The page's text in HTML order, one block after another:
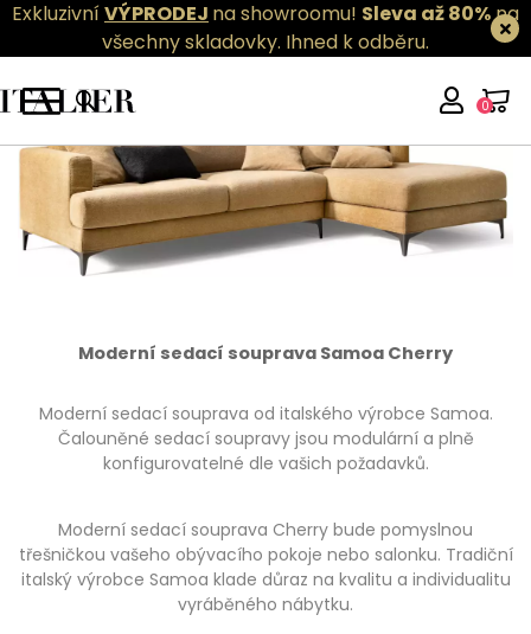
ExkluzivníVÝPRODEJ na showroomu! Sleva až 80%na
všechny skladovky. Ihned k odběru.
0
Moderní sedací souprava Samoa Cherry
Moderní sedací souprava od italského výrobce Samoa.
Čalouněné sedací soupravy jsou modulární a plně
konfigurovatelné dle vašich požadavků.
Moderní sedací souprava Cherry bude pomyslnou
třešničkou vašeho obývacího pokoje nebo salonku. Tradiční
italský výrobce Samoa klade důraz na kvalitu a individualitu
vyráběného nábytku.